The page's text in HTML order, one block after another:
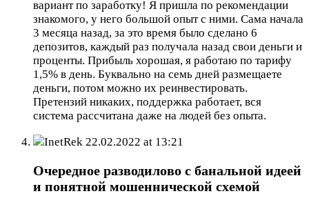
вариант по заработку! Я пришла по рекомендации
знакомого, у него большой опыт с ними. Сама начала
3 месяца назад, за это время было сделано 6
депозитов, каждый раз получала назад свои деньги и
проценты. Прибыль хорошая, я работаю по тарифу
1,5% в день. Буквально на семь дней размещаете
деньги, потом можно их реинвестировать.
Претензий никаких, поддержка работает, вся
система рассчитана даже на людей без опыта.
InetRek 22.02.2022 at 13:21
Очередное разводилово с банальной идеей
и понятной мошеннической схемой